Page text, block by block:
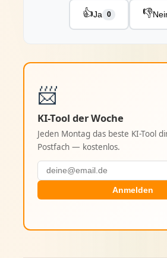
👍Ja 0 👎
📨
KI-Tool der Woche
Jeden Montag das beste KI-Tool
Postfach — kostenlos.
Anmelden